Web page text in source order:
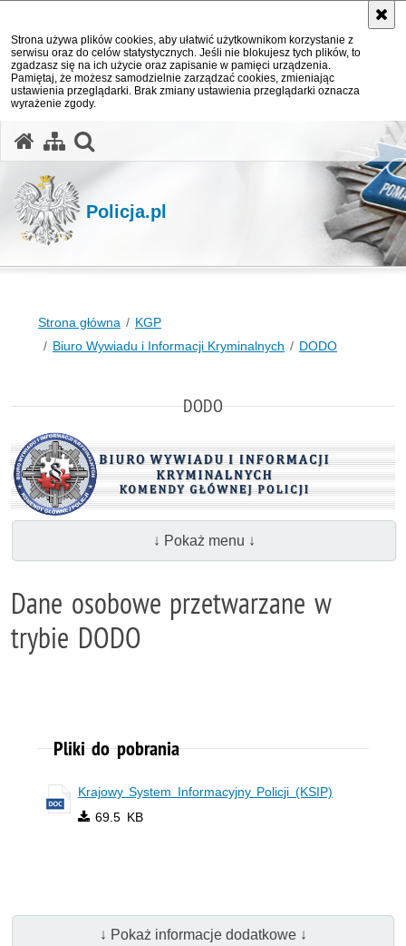
Strona używa plików cookies, aby ułatwić użytkownikom korzystanie z
serwisu oraz do celów statystycznych. Jeśli nie blokujesz tych plików, to
zgadzasz się na ich użycie oraz zapisanie w pamięci urządzenia.
Pamiętaj, że możesz samodzielnie zarządzać cookies, zmieniając
ustawienia przeglądarki. Brak zmiany ustawienia przeglądarki oznacza
wyrażenie zgody.
Policja.pl
Strona główna
KGP
Biuro Wywiadu i Informacji Kryminalnych
DODO
DODO
↓ Pokaż menu ↓
Dane osobowe przetwarzane w
trybie DODO
Pliki do pobrania
Krajowy System Informacyjny Policji (KSIP)
69.5 KB
↓ Pokaż informacje dodatkowe ↓